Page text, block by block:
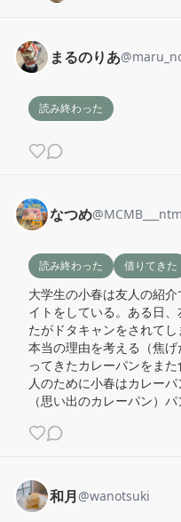
まるのりあ@
読み終わった
なつめ@MCMB___ntm
読み終わった 借りてきた
大学生の小春は友人の紹
イトをしている。ある日
たがドタキャンをされて
本当の理由を考える（焦
ってきたカレーパンをま
人のために小春はカレー
（思い出のカレーパン）
和月 @wanotsuki